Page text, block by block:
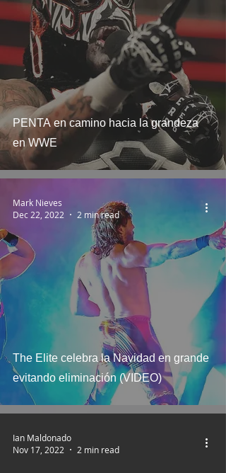
PENTA en camino hacia la grandeza
en WWE
The Elite celebra la Navidad en grande
evitando eliminación (VIDEO)
Mark Nieves
Dec 22, 2022
2 min read
Ian Maldonado
Nov 17, 2022
2 min read